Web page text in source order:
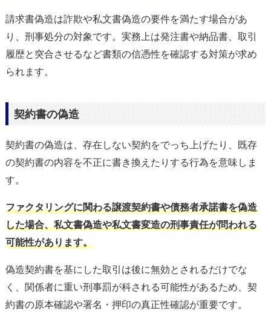
請求書偽造は詐欺や私文書偽造の要件を満たす場合があ
り、刑事処分の対象です。実務上は発注書や納品書、取引
履歴と突合させるなど書類の信憑性を確認する対策が求め
られます。
契約書の偽造
契約書の偽造は、存在しない契約をでっち上げたり、既存
の契約書の内容を不正に書き換えたりする行為を意味しま
す。
ファクタリングに関わる譲渡契約書や債務者承諾書を偽造
した場合、私文書偽造や私文書変造の刑事責任が問われる
可能性があります。
偽造契約書を基にした取引は後に無効とされるだけでな
く、関係者に重い刑事罰が科される可能性があるため、契
約書の原本確認や署名・押印の真正性確認が重要です。